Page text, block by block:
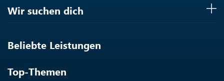
Wir suchen dich
Beliebte Leistungen
Top-Themen